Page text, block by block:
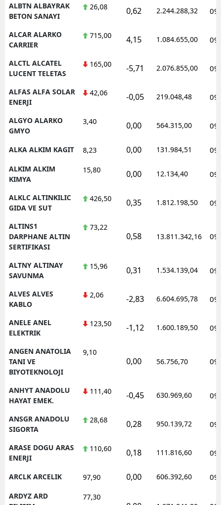
ALBTN ALBAYRAK
BETON SANAYI
26,08 0,62 2.244.288,32
ALCAR ALARKO
CARRIER
715,00 4,15 1.084.655,00
ALCTL ALCATEL
LUCENT TELETAS
165,00 -5,71 2.076.855,00
ALFAS ALFA SOLAR
ENERJI
42,06 -0,05 219.048,48
ALGYO ALARKO
GMYO
3,40 0,00 564.315,00
ALKA ALKIM KAGIT 8,23 0,00 131.984,51
ALKIM ALKIM
KIMYA
15,80 0,00 12.134,40
ALKLC ALTINKILIC
GIDA VE SUT
426,50 0,35 1.812.198,50
ALTINS1
DARPHANE ALTIN
SERTIFIKASI
73,22
0,58 13.811.342,16
ALTNY ALTINAY
SAVUNMA
15,96 0,31 1.534.139,04
ALVES ALVES
KABLO
2,06 -2,83 6.604.695,78
ANELE ANEL
ELEKTRIK
123,50 -1,12 1.600.189,50
ANGEN ANATOLIA
TANI VE
BIYOTEKNOLOJI
9,10
0,00 56.756,70
ANHYT ANADOLU
HAYAT EMEK.
111,40 -0,45 630.969,60
ANSGR ANADOLU
SIGORTA
28,68 0,28 950.139,72
ARASE DOGU ARAS
ENERJI
110,60 0,18 111.816,60
ARCLK ARCELIK 97,90 0,00 606.392,60
ARDYZ ARD
77,30